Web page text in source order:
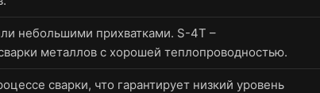
небольшими прихватками. S-4T –
металлов с хорошей теплопроводностью.
сварки, что гарантирует низкий уровень